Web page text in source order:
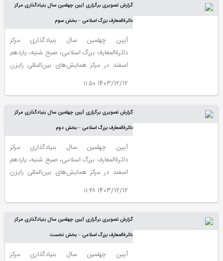
هم بهره‌مند شد.
گزارش تصویری برگزاری آیین چهلمین سال بنیادگذاری مرکز
دائرةالمعارف بزرگ اسلامی – بخش سوم
آیین چهلمین سال بنیادگذاری مرکز
دائرةالمعارف بزرگ اسلامی، صبح شنبه، یازدهم
اسفند در مرکز همایش‌های بین‌المللی رایزن
1403/12/12 ۱۱:۵۰
گزارش تصویری برگزاری آیین چهلمین سال بنیادگذاری مرکز
دائرةالمعارف بزرگ اسلامی – بخش دوم
آیین چهلمین سال بنیادگذاری مرکز
دائرةالمعارف بزرگ اسلامی، صبح شنبه، یازدهم
اسفند در مرکز همایش‌های بین‌المللی رایزن
1403/12/12 ۱۱:۴۸
گزارش تصویری برگزاری آیین چهلمین سال بنیادگذاری مرکز
دائرةالمعارف بزرگ اسلامی – بخش نخست
آیین چهلمین سال بنیادگذاری مرکز